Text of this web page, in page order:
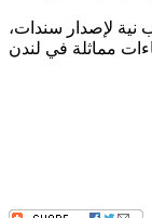
نية لإصدار سندات،